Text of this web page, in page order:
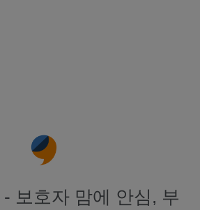
보호자 맘에 안심, 부